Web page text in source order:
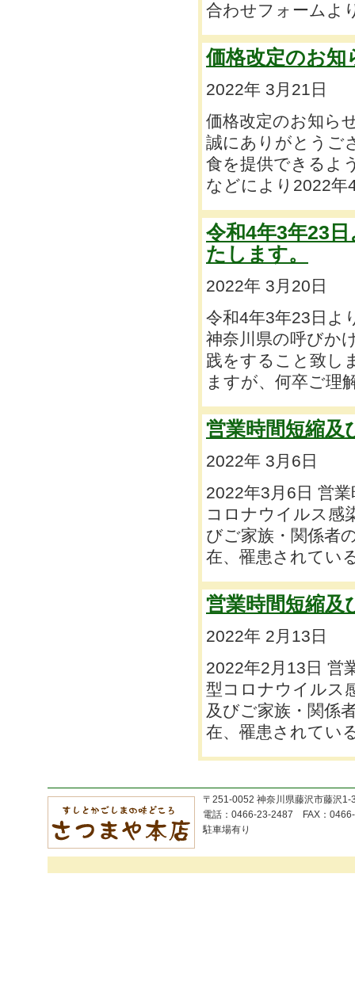
合わせフォームよ
価格改定のお知
2022年 3月21日
価格改定のお知ら
誠にありがとうご
食を提供できるよ
などにより2022
令和4年3年23
たします。
2022年 3月20日
令和4年3年23日よ
神奈川県の呼びか
践をすること致し
ますが、何卒ご理
営業時間短縮及
2022年 3月6日
2022年3月6日 営
コロナウイルス感
びご家族・関係者
在、罹患されてい
営業時間短縮及
2022年 2月13日
2022年2月13日 営
型コロナウイルス
及びご家族・関係
在、罹患されてい
〒251-0052 神奈川県藤沢市藤沢
電話：0466-23-2487 FAX：
駐車場有り